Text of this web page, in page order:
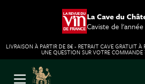
La Cave du
Caviste de
LIVRAISON À PARTIR DE 8€ - RETRAIT CAVE GRATUIT À
UNE QUESTION SUR VOTRE COMMANDE
Aller au contenu
Ouvrir le menu